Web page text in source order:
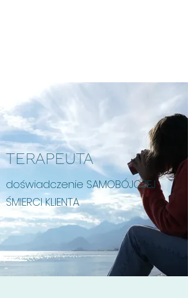
TERAPEUTA
doświadczenie SAMOBÓJCZEJ
ŚMIERCI KLIENTA